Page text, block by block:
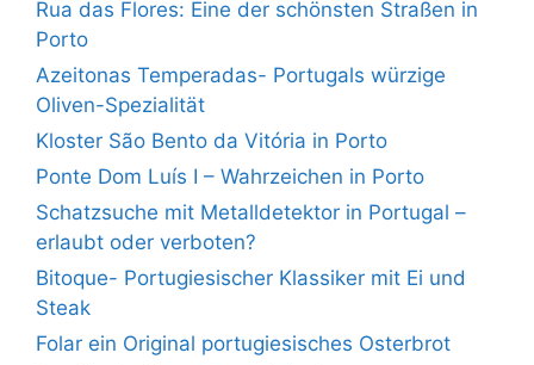
Rua das Flores: Eine der schönsten Straßen in
Porto
Azeitonas Temperadas- Portugals würzige
Oliven-Spezialität
Kloster São Bento da Vitória in Porto
Ponte Dom Luís I – Wahrzeichen in Porto
Schatzsuche mit Metalldetektor in Portugal –
erlaubt oder verboten?
Bitoque- Portugiesischer Klassiker mit Ei und
Steak
Folar ein Original portugiesisches Osterbrot